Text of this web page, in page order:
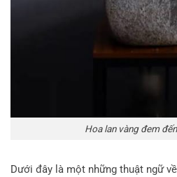
Hoa lan vàng đem
Dưới đây là một những thuật ngữ